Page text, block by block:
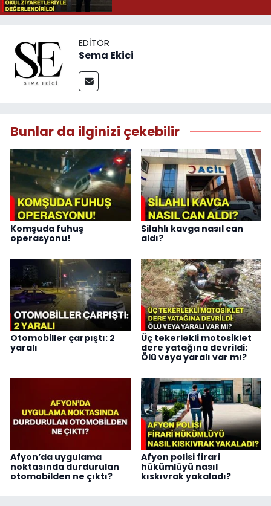
EDITÖR
Sema Ekici
Bunlar da ilginizi çekebilir
Komşuda fuhuş
operasyonu!
Silahlı kavga nasıl can
aldı?
Otomobiller çarpıştı: 2
yaralı
Üç tekerlekli motosiklet
dere yatağına devrildi:
Ölü veya yaralı var mı?
Afyon’da uygulama
noktasında durdurulan
otomobilden ne çıktı?
Afyon polisi firari
hükümlüyü nasıl
kıskıvrak yakaladı?